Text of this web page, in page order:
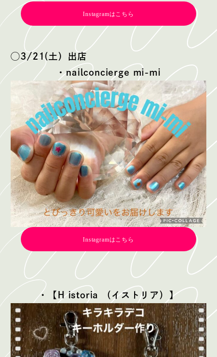
Instagramはこちら
◯3/21(土）出店
・nailconcierge mi-mi
Instagramはこちら
・【H istoria （イストリア）】